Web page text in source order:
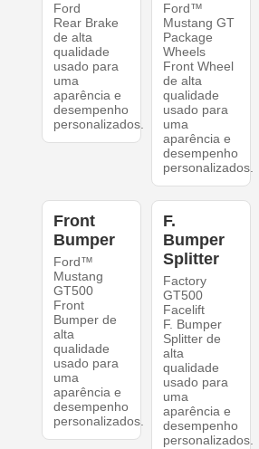
Ford
Rear Brake
de alta
qualidade
usado para
uma
aparência e
desempenho
personalizados.
Ford™
Mustang GT
Package
Wheels
Front Wheel
de alta
qualidade
usado para
uma
aparência e
desempenho
personalizados.
Front
Bumper
Ford™
Mustang
GT500
Front
Bumper de
alta
qualidade
usado para
uma
aparência e
desempenho
personalizados.
F.
Bumper
Splitter
Factory
GT500
Facelift
F. Bumper
Splitter de
alta
qualidade
usado para
uma
aparência e
desempenho
personalizados.